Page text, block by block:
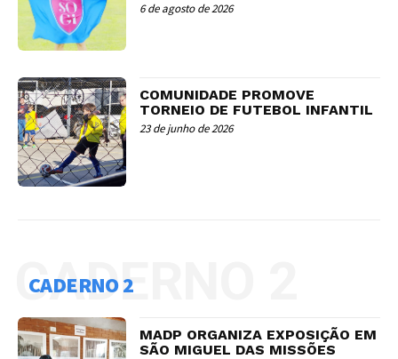
6 de agosto de 2026
COMUNIDADE PROMOVE
TORNEIO DE FUTEBOL INFANTIL
23 de junho de 2026
CADERNO 2
CADERNO 2
MADP ORGANIZA EXPOSIÇÃO EM
SÃO MIGUEL DAS MISSÕES